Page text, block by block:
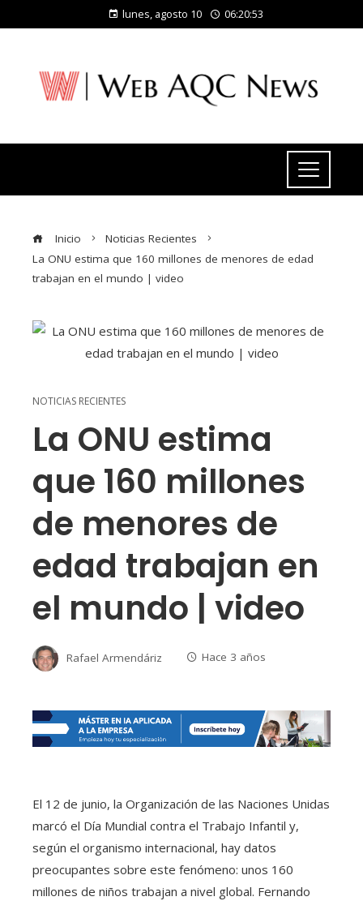
lunes, agosto 10 06:20:53
Inicio
Noticias Recientes
La ONU estima que 160 millones de menores de edad
trabajan en el mundo | video
NOTICIAS RECIENTES
La ONU estima
que 160 millones
de menores de
edad trabajan en
el mundo | video
Rafael Armendáriz Hace 3 años
El 12 de junio, la Organización de las Naciones Unidas
marcó el Día Mundial contra el Trabajo Infantil y,
según el organismo internacional, hay datos
preocupantes sobre este fenómeno: unos 160
millones de niños trabajan a nivel global. Fernando